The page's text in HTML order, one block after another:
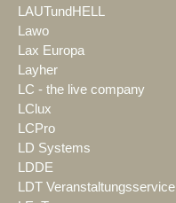
LAUTundHELL
Lawo
Lax Europa
Layher
LC - the live company
LClux
LCPro
LD Systems
LDDE
LDT Veranstaltungsservice